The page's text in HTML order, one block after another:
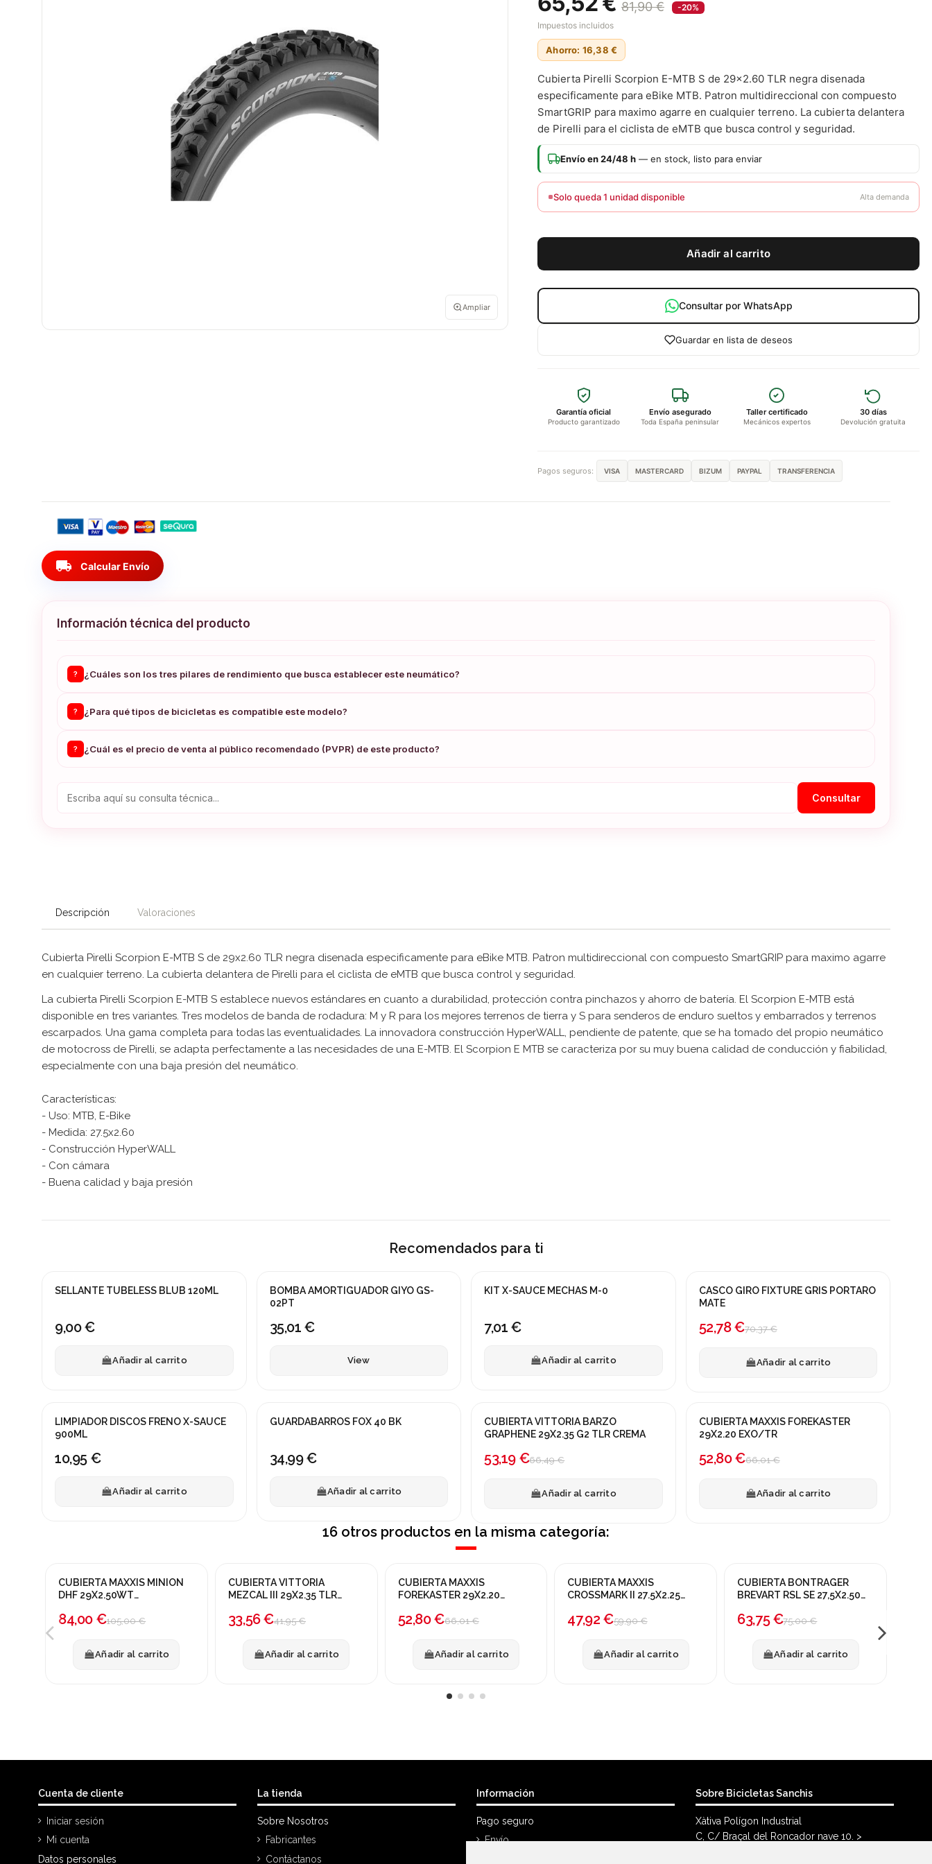
Ampliar
81,90 €
-20%
Impuestos incluidos
Ahorro: 16,38 €
Cubierta Pirelli Scorpion E-MTB S de 29x2.60 TLR negra disenada
especificamente para eBike MTB. Patron multidireccional con compuesto
SmartGRIP para maximo agarre en cualquier terreno. La cubierta delantera
de Pirelli para el ciclista de eMTB que busca control y seguridad.
Envío en 24/48 h — en stock, listo para enviar
Solo queda 1 unidad disponible Alta demanda
Añadir al carrito
Consultar por WhatsApp
Guardar en lista de deseos
Garantía oficial
Producto garantizado
Envío asegurado
Toda España peninsular
Taller certificado
Mecánicos expertos
30 días
Devolución gratuita
Pagos seguros: VISA MASTERCARD BIZUM PAYPAL TRANSFERENCIA
local_shipping Calcular Envío
Información técnica del producto
? ¿Cuáles son los tres pilares de rendimiento que busca establecer este neumático?
? ¿Para qué tipos de bicicletas es compatible este modelo?
? ¿Cuál es el precio de venta al público recomendado (PVPR) de este producto?
Consultar
Descripción Valoraciones
Cubierta Pirelli Scorpion E-MTB S de 29x2.60 TLR negra disenada especificamente para eBike MTB. Patron multidireccional con compuesto SmartGRIP para maximo agarre
en cualquier terreno. La cubierta delantera de Pirelli para el ciclista de eMTB que busca control y seguridad.
La cubierta Pirelli Scorpion E-MTB S establece nuevos estándares en cuanto a durabilidad, protección contra pinchazos y ahorro de batería. El Scorpion E-MTB está
disponible en tres variantes. Tres modelos de banda de rodadura: M y R para los mejores terrenos de tierra y S para senderos de enduro sueltos y embarrados y terrenos
escarpados. Una gama completa para todas las eventualidades. La innovadora construcción HyperWALL, pendiente de patente, que se ha tomado del propio neumático
de motocross de Pirelli, se adapta perfectamente a las necesidades de una E-MTB. El Scorpion E MTB se caracteriza por su muy buena calidad de conducción y fiabilidad,
especialmente con una baja presión del neumático.
Características:
- Uso: MTB, E-Bike
- Medida: 27.5x2.60
- Construcción HyperWALL
- Con cámara
- Buena calidad y baja presión
Recomendados para ti
SELLANTE TUBELESS BLUB 120ML
9,00 €
Añadir al carrito
BOMBA AMORTIGUADOR GIYO GS-
02PT
35,01 €
View
KIT X-SAUCE MECHAS M-0
7,01 €
Añadir al carrito
¡En oferta!
CASCO GIRO FIXTURE GRIS PORTARO
MATE
52,78 €70,37 €
Añadir al carrito
LIMPIADOR DISCOS FRENO X-SAUCE
900ML
10,95 €
Añadir al carrito
GUARDABARROS FOX 40 BK
34,99 €
Añadir al carrito
¡En oferta!
CUBIERTA VITTORIA BARZO
GRAPHENE 29X2.35 G2 TLR CREMA
53,19 €66,49 €
Añadir al carrito
¡En oferta!
CUBIERTA MAXXIS FOREKASTER
29X2.20 EXO/TR
52,80 €66,01 €
Añadir al carrito
16 otros productos en la misma categoría:
¡En oferta!
CUBIERTA MAXXIS MINION
DHF 29X2.50WT
84,00 €105,00 €
Añadir al carrito
¡En oferta!
CUBIERTA VITTORIA
MEZCAL III 29X2.35 TLR
33,56 €41,95 €
Añadir al carrito
¡En oferta!
CUBIERTA MAXXIS
FOREKASTER 29X2.20
52,80 €66,01 €
Añadir al carrito
¡En oferta!
CUBIERTA MAXXIS
CROSSMARK II 27.5X2.25
47,92 €59,90 €
Añadir al carrito
¡En oferta!
CUBIERTA BONTRAGER
BREVART RSL SE 27,5X2.50
63,75 €75,00 €
Añadir al carrito
Cuenta de cliente
Iniciar sesión
Mi cuenta
Datos personales
La tienda
Sobre Nosotros
Fabricantes
Contáctanos
Información
Pago seguro
Envío
Sobre Bicicletas Sanchis
Xàtiva Polígon Industrial
C, C/ Braçal del Roncador nave 10. >